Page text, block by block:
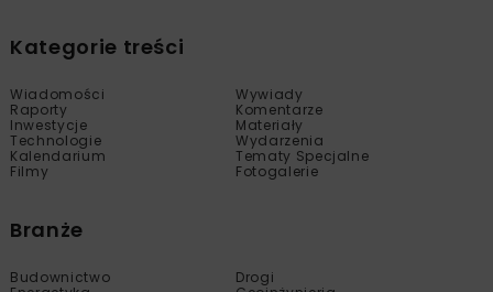
Kategorie treści
Wiadomości
Wywiady
Raporty
Komentarze
Inwestycje
Materiały
Technologie
Wydarzenia
Kalendarium
Tematy Specjalne
Filmy
Fotogalerie
Branże
Budownictwo
Drogi